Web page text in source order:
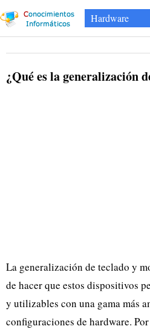
Hardware
¿Qué es la generalización
La generalización de teclado y
de hacer que estos dispositivos
y utilizables con una gama más
configuraciones de hardware.